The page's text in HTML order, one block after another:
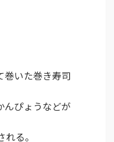
巻いた巻き寿司
んぴょうなどが
る。